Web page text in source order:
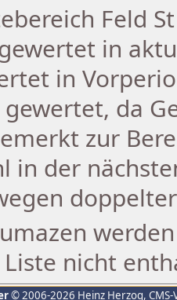
Feld
in
in
da
zur
in der
nicht
© 2006-2026 Heinz Herzog,